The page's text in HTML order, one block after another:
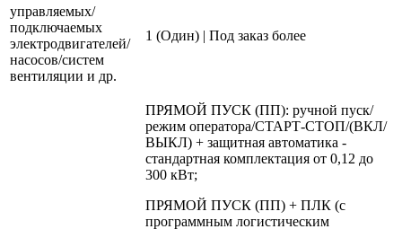
управляемых/
подключаемых
электродвигателей/
насосов/систем
вентиляции и др.
1 (Один) | Под заказ более
ПРЯМОЙ ПУСК (ПП): ручной пуск/
режим оператора/СТАРТ-СТОП/(ВКЛ/
ВЫКЛ) + защитная автоматика -
стандартная комплектация от 0,12 до
300 кВт;
ПРЯМОЙ ПУСК (ПП) + ПЛК (с
программным логистическим